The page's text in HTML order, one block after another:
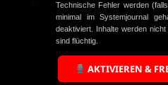
Technische Fehler werden
minimal im Systemjournal
deaktiviert. Inhalte werden nicht
sind flüchtig.
AKTIVIEREN &